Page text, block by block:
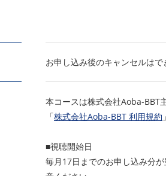
お申し込み後のキャンセルはで
本コースは株式会社Aoba-BBT
「株式会社Aoba-BBT 利用規約
■視聴開始日
毎月17日までのお申し込み分